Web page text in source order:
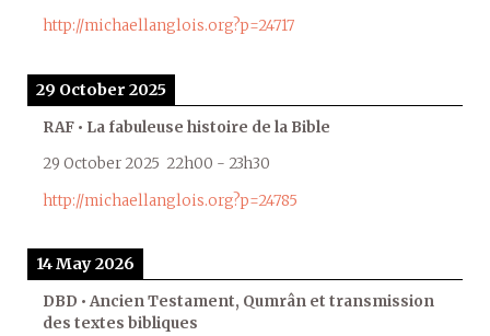
http://michaellanglois.org?p=24717
29 October 2025
RAF • La fabuleuse histoire de la Bible
29 October 2025 22h00 - 23h30
http://michaellanglois.org?p=24785
14 May 2026
DBD • Ancien Testament, Qumrân et transmission
des textes bibliques